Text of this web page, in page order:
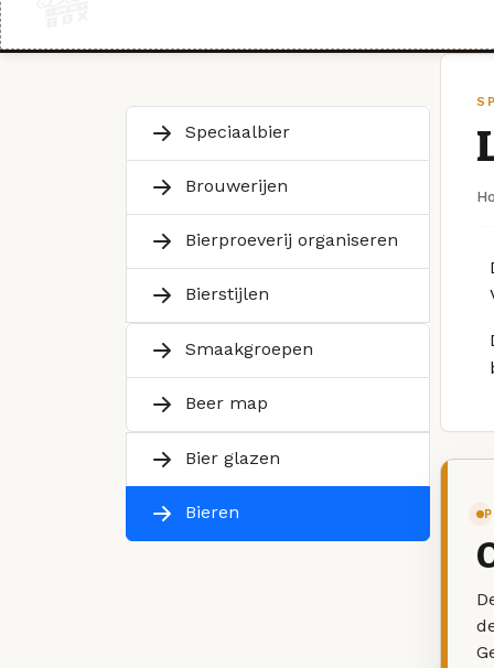
Speciaalbier
Brouwerijen
Bierproeverij organiseren
Bierstijlen
Smaakgroepen
Beer map
Bier glazen
Bieren